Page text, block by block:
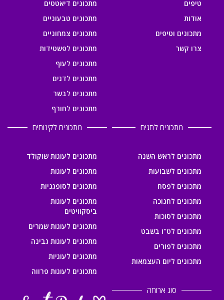
טיפים
אודות
מתכונים וטיפים
צרו קשר
מתכונים דיאטטים
מתכונים טבעוניים
מתכונים צמחוניים
מתכונים לפשטידות
מתכונים לעוף
מתכונים לדגים
מתכונים לבשר
מתכונים לחורף
מתכונים לחגים
מתכונים לראש השנה
מתכונים לשבועות
מתכונים לפסח
מתכונים לחנוכה
מתכונים לסוכות
מתכונים לט"ו בשבט
מתכונים לפורים
מתכונים ליום העצמאות
מתכונים לקינוחים
מתכונים לעוגות שוקולד
מתכונים לעוגות
מתכונים לסופגניות
מתכונים לעוגות
ביסקוויטים
מתכונים לעוגות שמרים
מתכונים לעוגות גבינה
מתכונים לעוגיות
מתכונים לעוגות פרווה
סוג ארוחה